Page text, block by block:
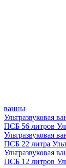
ванны
Ультразвуковая
ПСБ 56 литров
Ультразвуковая
ПСБ 22 литра
Ультразвуковая
ПСБ 12 литров